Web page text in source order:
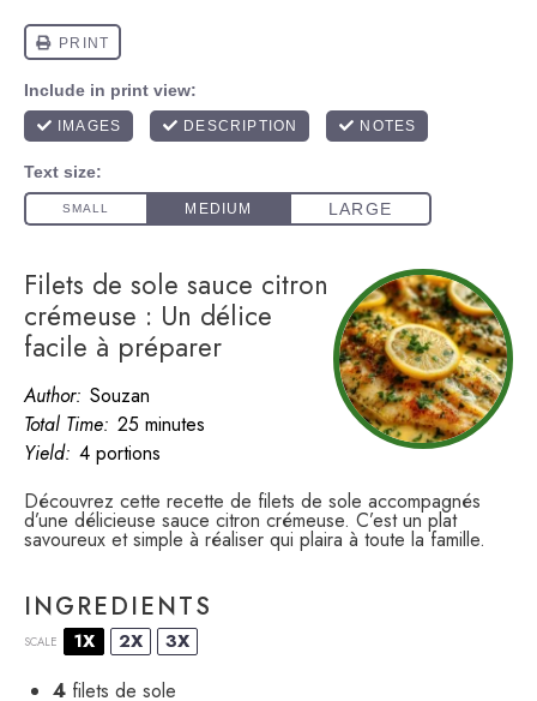
Filets de sole sauce citron
crémeuse : Un délice
facile à préparer
Author: Souzan
Total Time: 25 minutes
Yield: 4 portions
Découvrez cette recette de filets de sole accompagnés
d’une délicieuse sauce citron crémeuse. C’est un plat
savoureux et simple à réaliser qui plaira à toute la famille.
INGREDIENTS
SCALE 1X 2X 3X
4 filets de sole